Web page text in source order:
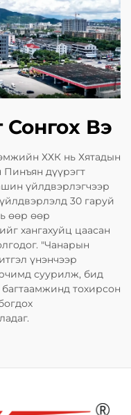
Вэ
ХХК нь Хятадын
дүүрэгт
үйлдвэрлэгчээр
30 гаруй
өөр өөр
хангахуйц цаасан
"Чанарын
үнэнчээр
суурилж, бид
тохирсон